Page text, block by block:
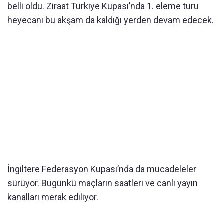
belli oldu. Ziraat Türkiye Kupası’nda 1. eleme turu
heyecanı bu akşam da kaldığı yerden devam edecek.
İngiltere Federasyon Kupası’nda da mücadeleler
sürüyor. Bugünkü maçların saatleri ve canlı yayın
kanalları merak ediliyor.